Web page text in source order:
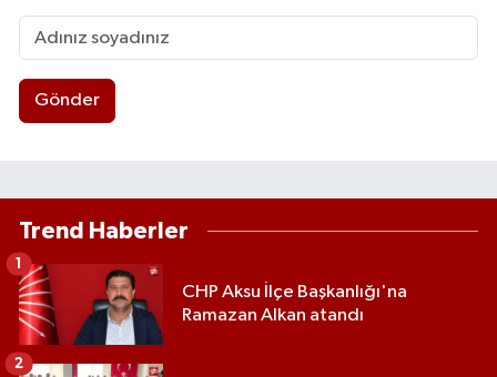
Gönder
Trend Haberler
CHP Aksu İlçe Başkanlığı'na
Ramazan Alkan atandı
1
2